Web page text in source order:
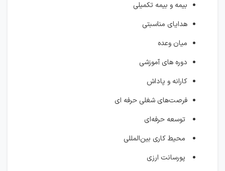
بیمه و بیمه تکمیلی
هدایای مناسبتی
میان وعده
دوره های آموزشی
کارانه و پاداش
فرصت‌های شغلی حرفه ای
توسعه حرفه‌ای
محیط کاری بین‌المللی
پورسانت ارزی